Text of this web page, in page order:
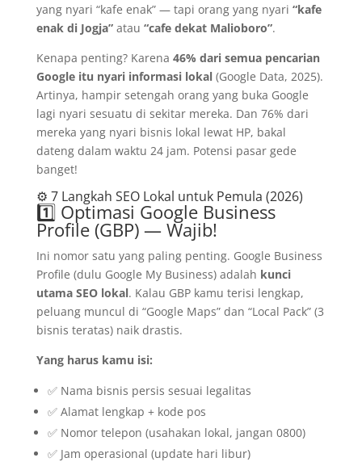
yang nyari “kafe enak” — tapi orang yang nyari “kafe
enak di Jogja”atau “cafe dekat Malioboro”.
Kenapa penting? Karena 46% dari semua pencarian
Google itu nyari informasi lokal(Google Data, 2025).
Artinya, hampir setengah orang yang buka Google
lagi nyari sesuatu di sekitar mereka. Dan 76% dari
mereka yang nyari bisnis lokal lewat HP, bakal
dateng dalam waktu 24 jam. Potensi pasar gede
banget!
⚙️ 7 Langkah SEO Lokal untuk Pemula (2026)
1️⃣ Optimasi Google Business
Profile (GBP) — Wajib!
Ini nomor satu yang paling penting. Google Business
Profile (dulu Google My Business) adalah kunci
utama SEO lokal. Kalau GBP kamu terisi lengkap,
peluang muncul di “Google Maps” dan “Local Pack” (3
bisnis teratas) naik drastis.
Yang harus kamu isi:
✅ Nama bisnis persis sesuai legalitas
✅ Alamat lengkap + kode pos
✅ Nomor telepon (usahakan lokal, jangan 0800)
✅ Jam operasional (update hari libur)